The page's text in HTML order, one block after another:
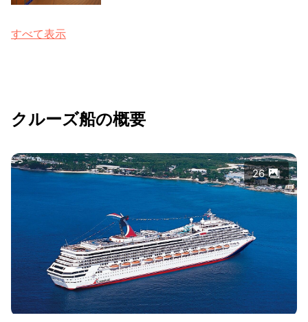
すべて表示
クルーズ船の概要
26